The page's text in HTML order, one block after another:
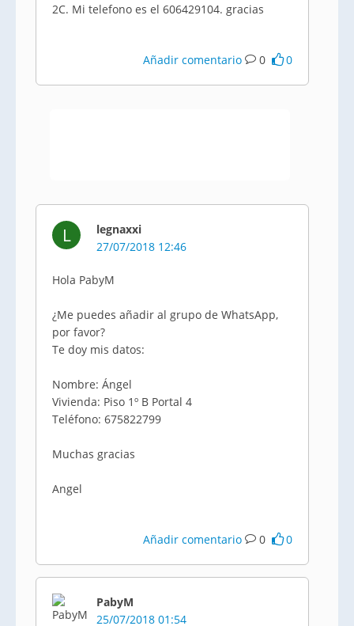
2C. Mi telefono es el 606429104. gracias
Añadir comentario 0 0
L
legnaxxi
27/07/2018 12:46
Hola PabyM
¿Me puedes añadir al grupo de WhatsApp,
por favor?
Te doy mis datos:
Nombre: Ángel
Vivienda: Piso 1º B Portal 4
Teléfono: 675822799
Muchas gracias
Angel
Añadir comentario 0 0
PabyM
25/07/2018 01:54